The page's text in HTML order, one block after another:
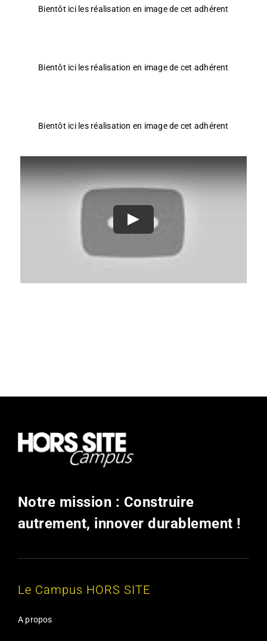
Bientôt ici les réalisation en image de cet adhérent
Bientôt ici les réalisation en image de cet adhérent
Bientôt ici les réalisation en image de cet adhérent
Notre mission : Construire
autrement, innover durablement !
Le Campus HORS SITE
A propos